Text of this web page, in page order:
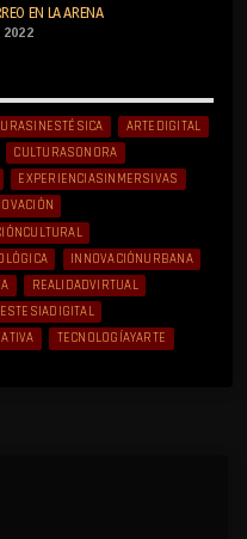
EN LA ARENA
ARTEDIGITAL
CULTURASONORA
EXPERIENCIASINMERSIVAS
INNOVACIÓNURBANA
REALIDADVIRTUAL
TECNOLOGÍAYARTE